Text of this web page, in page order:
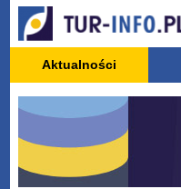
Aktualności